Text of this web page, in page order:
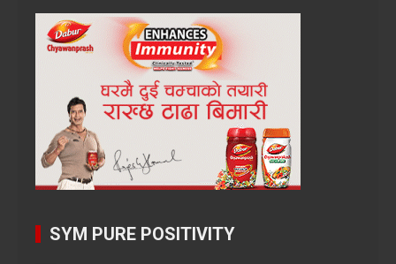
SYM PURE POSITIVITY